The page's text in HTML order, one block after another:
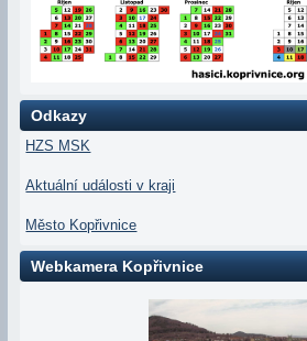
Odkazy
HZS MSK
Aktuální události v kraji
Město Kopřivnice
Webkamera Kopřivnice